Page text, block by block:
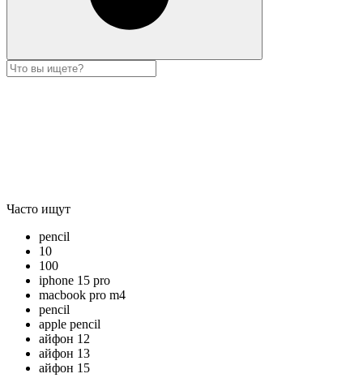
Часто ищут
pencil
10
100
iphone 15 pro
macbook pro m4
pencil
apple pencil
айфон 12
айфон 13
айфон 15